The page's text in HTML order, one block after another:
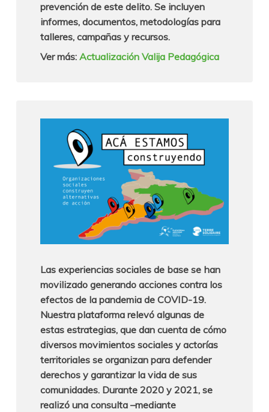
prevención de este delito. Se incluyen
informes, documentos, metodologías para
talleres, campañas y recursos.
Ver más: Actualización Valija Pedagógica
Las experiencias sociales de base se han
movilizado generando acciones contra los
efectos de la pandemia de COVID-19.
Nuestra plataforma relevó algunas de
estas estrategias, que dan cuenta de cómo
diversos movimientos sociales y actorías
territoriales se organizan para defender
derechos y garantizar la vida de sus
comunidades. Durante 2020 y 2021, se
realizó una consulta –mediante